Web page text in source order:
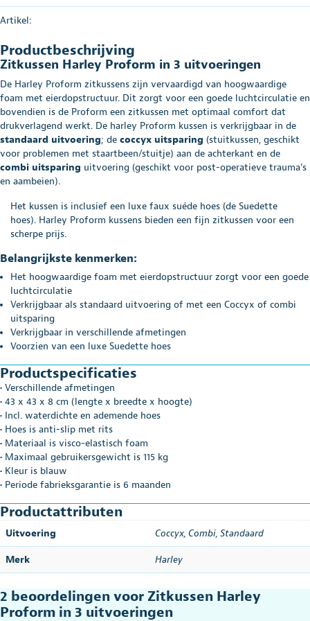
Artikel:
Productbeschrijving
Zitkussen Harley Proform in 3 uitvoeringen
De Harley Proform zitkussens zijn vervaardigd van hoogwaardige
foam met eierdopstructuur. Dit zorgt voor een goede luchtcirculatie en
bovendien is de Proform een zitkussen met optimaal comfort dat
drukverlagend werkt. De harley Proform kussen is verkrijgbaar in de
standaard uitvoering; de coccyx uitsparing (stuitkussen, geschikt
voor problemen met staartbeen/stuitje) aan de achterkant en de
combi uitsparing uitvoering (geschikt voor post-operatieve trauma’s
en aambeien).
Het kussen is inclusief een luxe faux suéde hoes (de Suedette
hoes). Harley Proform kussens bieden een fijn zitkussen voor een
scherpe prijs.
Belangrijkste kenmerken:
Het hoogwaardige foam met eierdopstructuur zorgt voor een goede
luchtcirculatie
Verkrijgbaar als standaard uitvoering of met een Coccyx of combi
uitsparing
Verkrijgbaar in verschillende afmetingen
Voorzien van een luxe Suedette hoes
Productspecificaties
• Verschillende afmetingen
• 43 x 43 x 8 cm (lengte x breedte x hoogte)
• Incl. waterdichte en ademende hoes
• Hoes is anti-slip met rits
• Materiaal is visco-elastisch foam
• Maximaal gebruikersgewicht is 115 kg
• Kleur is blauw
• Periode fabrieksgarantie is 6 maanden
Productattributen
Uitvoering Coccyx, Combi, Standaard
Merk Harley
2 beoordelingen voor Zitkussen Harley
Proform in 3 uitvoeringen